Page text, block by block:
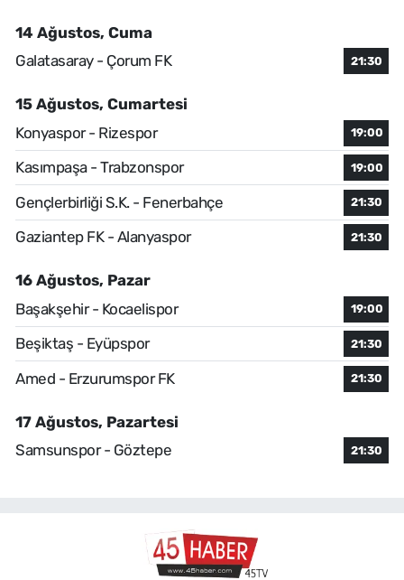
14 Ağustos, Cuma
Galatasaray - Çorum FK
21:30
15 Ağustos, Cumartesi
Konyaspor - Rizespor
19:00
Kasımpaşa - Trabzonspor 19:00
Gençlerbirliği S.K. - Fenerbahçe 21:30
Gaziantep FK - Alanyaspor 21:30
16 Ağustos, Pazar
Başakşehir - Kocaelispor
19:00
Beşiktaş - Eyüpspor 21:30
Amed - Erzurumspor FK 21:30
17 Ağustos, Pazartesi
Samsunspor - Göztepe
21:30